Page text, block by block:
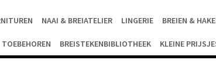
NAAI & BREIATELIER LINGERIE BREIEN &
BREISTEKENBIBLIOTHEEK KLEINE